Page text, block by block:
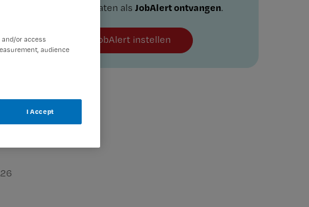
resultaten als JobAlert ontvangen.
JobAlert instellen
or access
audience
I Accept